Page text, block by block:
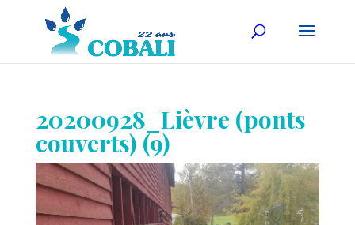
20200928_Lièvre (ponts
couverts) (9)